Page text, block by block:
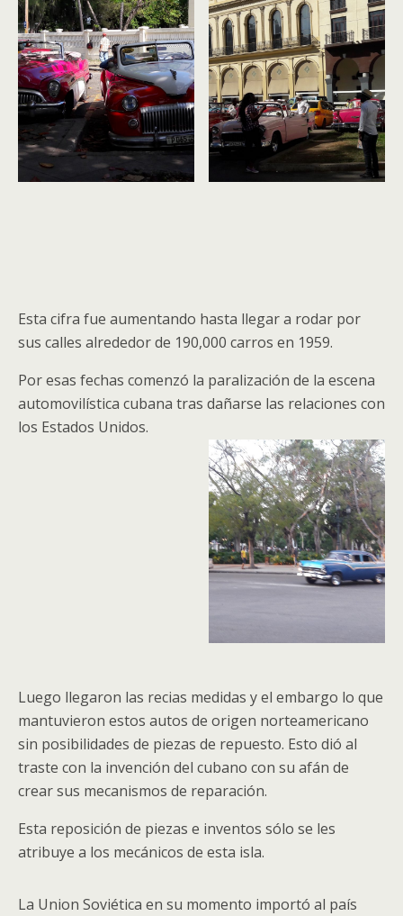
Esta cifra fue aumentando hasta llegar a rodar por
sus calles alrededor de 190,000 carros en 1959.
Por esas fechas comenzó la paralización de la escena
automovilística cubana tras dañarse las relaciones con
los Estados Unidos.
Luego llegaron las recias medidas y el embargo lo que
mantuvieron estos autos de origen norteamericano
sin posibilidades de piezas de repuesto. Esto dió al
traste con la invención del cubano con su afán de
crear sus mecanismos de reparación.
Esta reposición de piezas e inventos sólo se les
atribuye a los mecánicos de esta isla.
La Union Soviética en su momento importó al país